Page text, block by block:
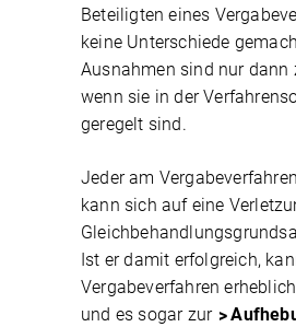
Beteiligten eines
keine Unterschiede
Ausnahmen sind nur dann
wenn sie in der
geregelt sind.
Jeder am
kann sich auf eine
Ist er damit erfolgreich,
Vergabeverfahren
und es sogar zur